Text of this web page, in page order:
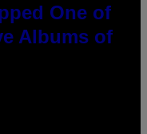
One of
Albums of